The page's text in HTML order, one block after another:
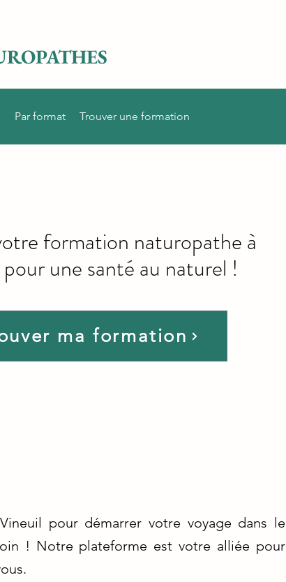
Par format Trouver une formation
ma formation
formation naturopathe à
une santé au naturel !
pour démarrer votre voyage dans le
! Notre plateforme est votre alliée pour